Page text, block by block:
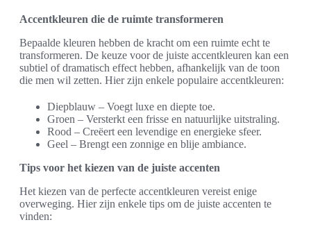
Accentkleuren die de ruimte transformeren
Bepaalde kleuren hebben de kracht om een ruimte echt te
transformeren. De keuze voor de juiste accentkleuren kan een
subtiel of dramatisch effect hebben, afhankelijk van de toon
die men wil zetten. Hier zijn enkele populaire accentkleuren:
Diepblauw – Voegt luxe en diepte toe.
Groen – Versterkt een frisse en natuurlijke uitstraling.
Rood – Creëert een levendige en energieke sfeer.
Geel – Brengt een zonnige en blije ambiance.
Tips voor het kiezen van de juiste accenten
Het kiezen van de perfecte accentkleuren vereist enige
overweging. Hier zijn enkele tips om de juiste accenten te
vinden: